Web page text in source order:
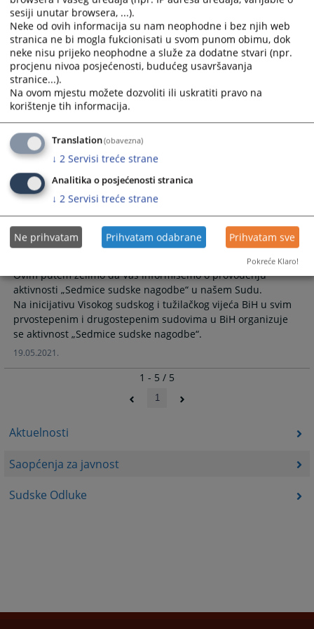
Aktuelnosti
Saopćenja za javnost
Sudske Odluke
10.09.2021.
Presuda u krivičnom predmetu protiv
Općinski sud u Bihaću, dana 05.05.2021. godine, donio je
prvostepenu presudu u krivičnom predmetu protiv
optuženog Muhamed Piralić iz Bihaća zbog
produženogkrivičnog djela – Zloupotreba položaja ili
20.05.2021.
Sedmica sudske nagodbe (Maj 2021)
Ovim putem želimo da Vas informišemo o provođenju
aktivnosti „Sedmice sudske nagodbe“ u našem Sudu.
Na inicijativu Visokog sudskog i tužilačkog vijeća BiH u svim
prvostepenim i drugostepenim sudovima u BiH organizuje
19.05.2021.
1 - 5 / 5
1
sesiji unutar browsera, ...).
Neke od ovih informacija su nam neophodne i bez njih web
stranica ne bi mogla fukcionisati u svom punom obimu, dok
neke nisu prijeko neophodne a služe za dodatne stvari (npr.
procjenu nivoa posjećenosti, budućeg usavršavanja
stranice...).
Na ovom mjestu možete dozvoliti ili uskratiti pravo na
korištenje tih informacija.
Translation(obavezna)
↓ 2 Servisi treće strane
Analitika o posjećenosti stranica
↓ 2 Servisi treće strane
Ne prihvatam Prihvatam odabrane Prihvatam sve
Pokreće Klaro!